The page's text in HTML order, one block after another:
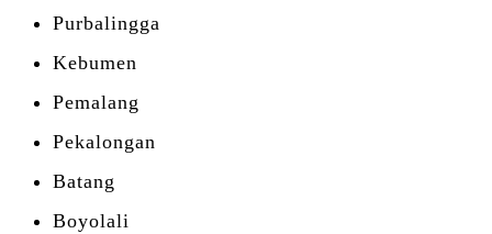
Purbalingga
Kebumen
Pemalang
Pekalongan
Batang
Boyolali